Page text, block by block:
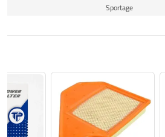
Sportage